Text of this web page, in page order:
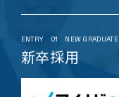
ENTRY 01 NEW GRADUATE
新卒採用